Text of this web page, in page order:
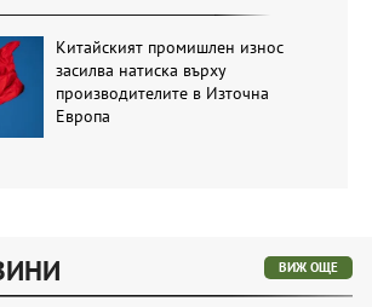
Китайският промишлен износ
засилва натиска върху
производителите в Източна
Европа
ВИЖ ОЩЕ